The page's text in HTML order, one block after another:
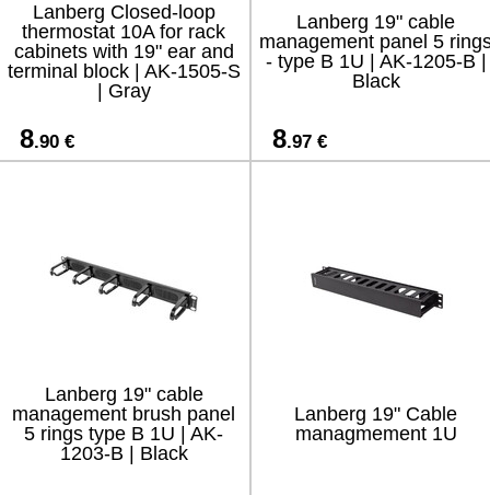
Lanberg Closed-loop
thermostat 10A for rack
cabinets with 19" ear and
terminal block | AK-1505-S
| Gray
8.90 €
Lanberg 19" cable
management panel 5
- type B 1U | AK-1205-B |
Black
8.97 €
Lanberg 19" cable
management brush panel
5 rings type B 1U | AK-
1203-B | Black
Lanberg 19" Cable
managmement 1U